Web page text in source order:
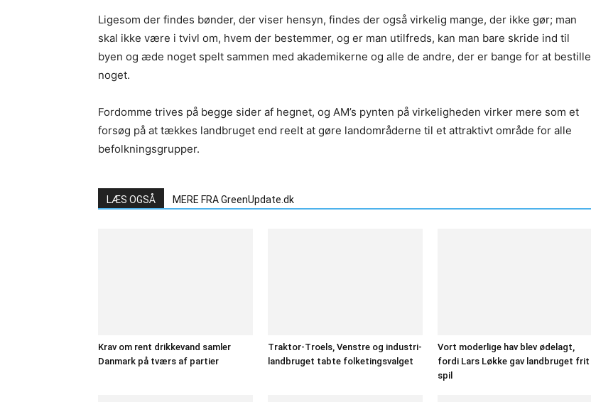
Ligesom der findes bønder, der viser hensyn, findes der også virkelig mange, der ikke gør; man
skal ikke være i tvivl om, hvem der bestemmer, og er man utilfreds, kan man bare skride ind til
byen og æde noget spelt sammen med akademikerne og alle de andre, der er bange for at bestille
noget.
Fordomme trives på begge sider af hegnet, og AM’s pynten på virkeligheden virker mere som et
forsøg på at tækkes landbruget end reelt at gøre landområderne til et attraktivt område for alle
befolkningsgrupper.
LÆS OGSÅ MERE FRA GreenUpdate.dk
Krav om rent drikkevand samler
Danmark på tværs af partier
Traktor-Troels, Venstre og industri-
landbruget tabte folketingsvalget
Vort moderlige hav blev ødelagt,
fordi Lars Løkke gav landbruget frit
spil